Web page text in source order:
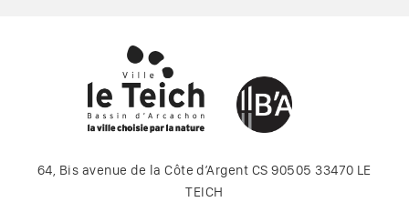
64, Bis avenue de la Côte d’Argent CS 90505 33470 LE
TEICH